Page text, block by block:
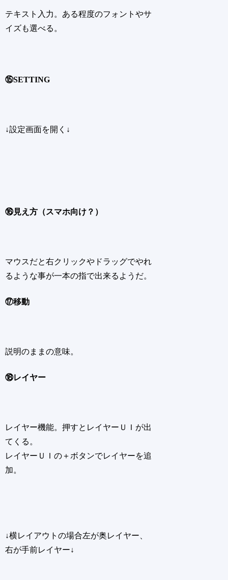
テキスト入力。ある程度のフォントやサ
イズも選べる。
⑮SETTING
↓設定画面を開く↓
⑯見え方（スマホ向け？）
マウスだと右クリックやドラッグでやれ
るような事が一本の指で出来るようだ。
⑰移動
説明のままの意味。
⑱レイヤー
レイヤー機能。押すとレイヤーＵＩが出
てくる。
レイヤーＵＩの＋ボタンでレイヤーを追
加。
↓横レイアウトの場合左が奥レイヤー、
右が手前レイヤー↓